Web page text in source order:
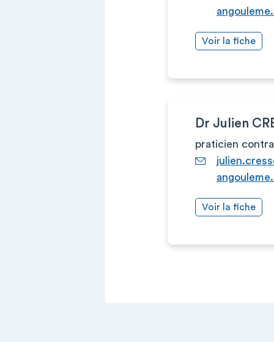
Voir la fiche
Dr Julien
praticien
Voir la fiche